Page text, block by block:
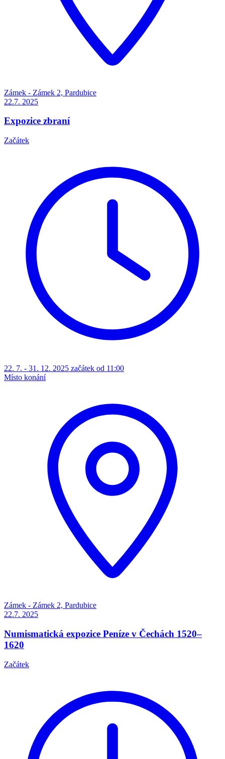
Zámek - Zámek 2, Pardubice
22.7. 2025
Expozice zbraní
Začátek
22. 7. - 31. 12. 2025 začátek od 11:00
Místo konání
Zámek - Zámek 2, Pardubice
22.7. 2025
Numismatická expozice Peníze v Čechách 1520–
1620
Začátek